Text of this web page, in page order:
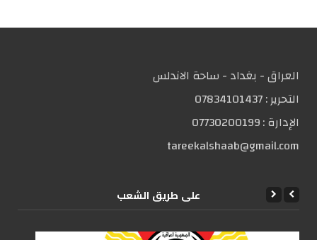
العراق - بغداد - ساحة الاندلس
التحریر :07834101437
الإدارة :07730200199
tareekalshaab@gmail.com
علی طریق الشعب